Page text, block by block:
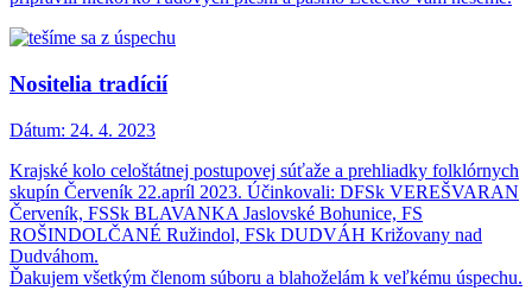
Nositelia tradícií
Dátum: 24. 4. 2023
Krajské kolo celoštátnej postupovej súťaže a prehliadky folklórnych
skupín Červeník 22.apríl 2023. Účinkovali: DFSk VEREŠVARAN
Červeník, FSSk BLAVANKA Jaslovské Bohunice, FS
ROŠINDOLČANÉ Ružindol, FSk DUDVÁH Križovany nad
Dudváhom.
Ďakujem všetkým členom súboru a blahoželám k veľkému úspechu.